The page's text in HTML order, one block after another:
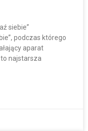
siebie”
podczas którego
aparat
najstarsza